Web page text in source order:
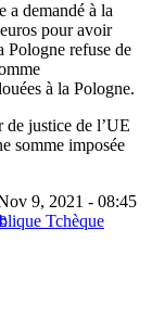
a demandé à la
pour avoir
Pologne refuse de
à la Pologne.
de justice de l’UE
somme imposée
9, 2021 - 08:45
Tchèque